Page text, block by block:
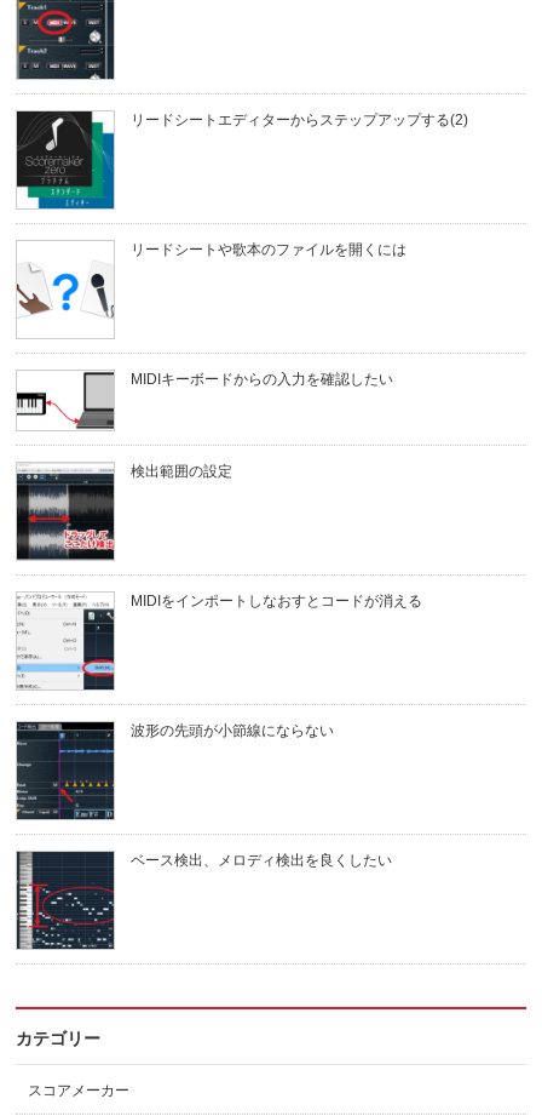
リードシートエディターからステップアップする(2)
リードシートや歌本のファイルを開くには
MIDIキーボードからの入力を確認したい
検出範囲の設定
MIDIをインポートしなおすとコードが消える
波形の先頭が小節線にならない
ベース検出、メロディ検出を良くしたい
カテゴリー
スコアメーカー